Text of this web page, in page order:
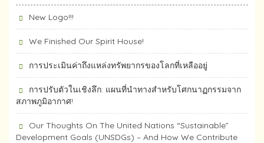
New Logo!!!
We Finished Our Spirit House!
การประเมินค่าถึงแหล่งทรัพยากร​ของโลกที่เหลืออยู่
การปรับตัวในเชิงลึก: แผนที่นำทางสำหรับโศกนาฏกรรมจาก
สภาพภูมิอากาศ!
Our Thoughts On The United Nations “Sustainable”
Development Goals (UNSDGs) – And How We Contribute